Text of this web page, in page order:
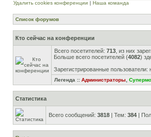
Удалить cookies конференции | Наша команда
Список форумов
Кто сейчас на конференции
Всего посетителей: 713 , из них
Больше всего посетителей (4082)
Зарегистрированные пользователи:
Легенда :: Администраторы
Статистика
Всего сообщений: 3818 | Тем: 384 |